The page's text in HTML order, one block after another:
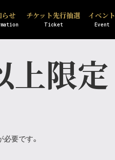
らせ チケット先行抽選
Ticket
イベント
Event
上限定
要です。